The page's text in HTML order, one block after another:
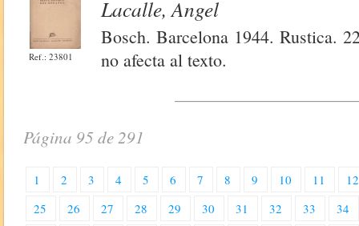
Ref.: 23801
Lacalle, Angel
Bosch. Barcelona 1944. Rustica.
no afecta al texto.
Página 95 de 291
1 2 3 4 5 6 7 8 9 10 11
12
25
26 27 28 29 30 31 32 33
34